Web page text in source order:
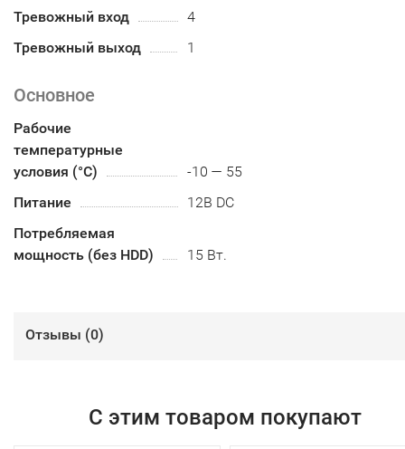
Тревожный вход
4
Тревожный выход
1
Основное
Рабочие
температурные
условия (°С)
-10 — 55
Питание
12В DC
Потребляемая
мощность (без HDD)
15 Вт.
Отзывы (0)
С этим товаром покупают